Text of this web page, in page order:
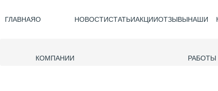
ГЛАВНАЯО
КОМПАНИИ
НОВОСТИСТАТЬИАКЦИИОТЗЫВЫНАШИ
РАБОТЫ